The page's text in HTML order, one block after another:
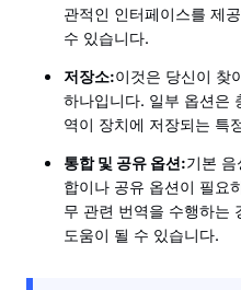
관적인 인터페이스를 제
수 있습니다.
저장소:이것은 당신이 찾
하나입니다. 일부 옵션은
역이 장치에 저장되는 특
통합 및 공유 옵션:기본
합이나 공유 옵션이 필요
무 관련 번역을 수행하는
도움이 될 수 있습니다.